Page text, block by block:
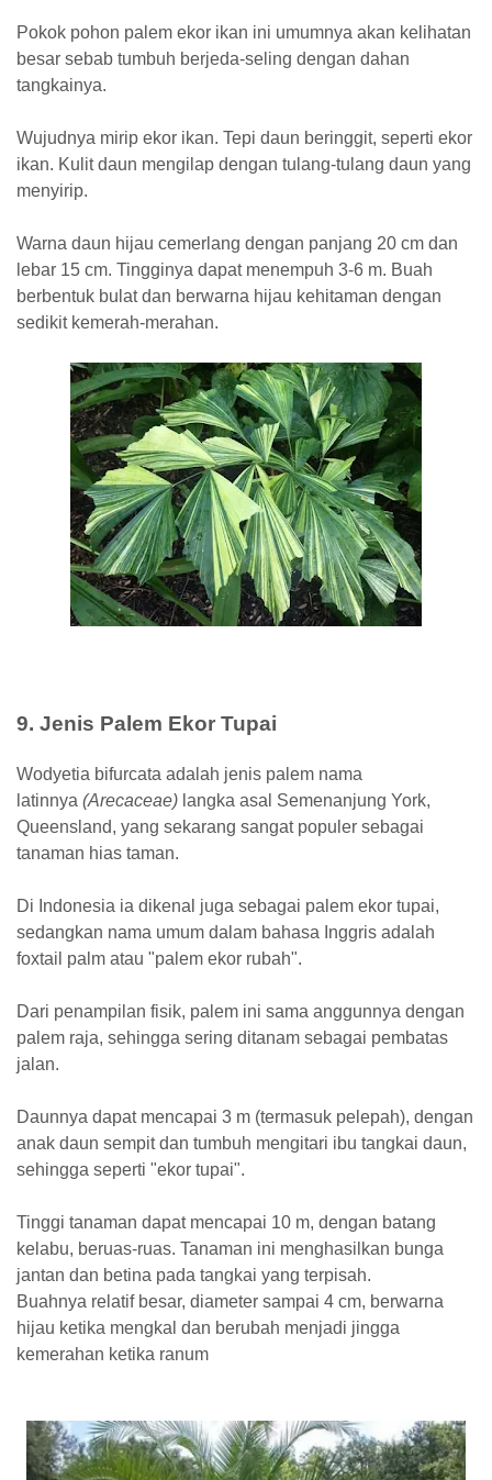
Pokok pohon palem ekor ikan ini umumnya akan kelihatan
besar sebab tumbuh berjeda-seling dengan dahan
tangkainya.
Wujudnya mirip ekor ikan. Tepi daun beringgit, seperti ekor
ikan. Kulit daun mengilap dengan tulang-tulang daun yang
menyirip.
Warna daun hijau cemerlang dengan panjang 20 cm dan
lebar 15 cm. Tingginya dapat menempuh 3-6 m. Buah
berbentuk bulat dan berwarna hijau kehitaman dengan
sedikit kemerah-merahan.
9. Jenis Palem Ekor Tupai
Wodyetia bifurcata adalah jenis palem nama
latinnya (Arecaceae) langka asal Semenanjung York,
Queensland, yang sekarang sangat populer sebagai
tanaman hias taman.
Di Indonesia ia dikenal juga sebagai palem ekor tupai,
sedangkan nama umum dalam bahasa Inggris adalah
foxtail palm atau "palem ekor rubah".
Dari penampilan fisik, palem ini sama anggunnya dengan
palem raja, sehingga sering ditanam sebagai pembatas
jalan.
Daunnya dapat mencapai 3 m (termasuk pelepah), dengan
anak daun sempit dan tumbuh mengitari ibu tangkai daun,
sehingga seperti "ekor tupai".
Tinggi tanaman dapat mencapai 10 m, dengan batang
kelabu, beruas-ruas. Tanaman ini menghasilkan bunga
jantan dan betina pada tangkai yang terpisah.
Buahnya relatif besar, diameter sampai 4 cm, berwarna
hijau ketika mengkal dan berubah menjadi jingga
kemerahan ketika ranum